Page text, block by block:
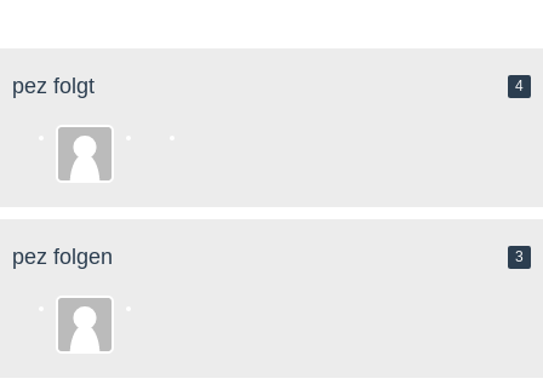
pez folgt 4
pez folgen 3